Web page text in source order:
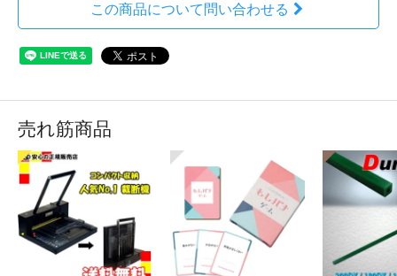
この商品について問い合わせる
売れ筋商品